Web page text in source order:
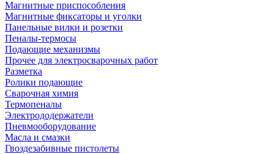
Магнитные приспособления
Магнитные фиксаторы и уголки
Панельные вилки и розетки
Пеналы-термосы
Подающие механизмы
Прочее для электросварочных работ
Разметка
Ролики подающие
Сварочная химия
Термопеналы
Электрододержатели
Пневмооборудование
Масла и смазки
Гвоздезабивные пистолеты